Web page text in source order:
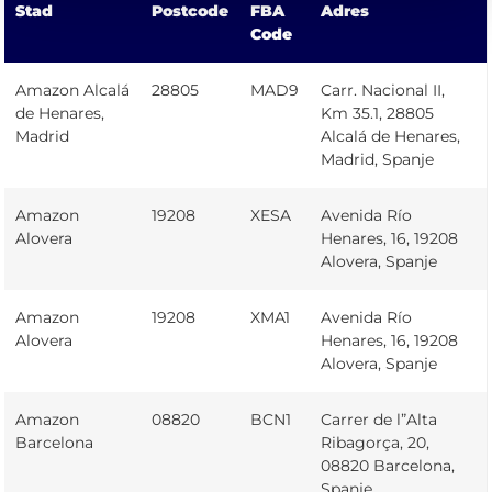
Stad Postcode
FBA
Code
Adres
Amazon Alcalá
de Henares,
Madrid
28805 MAD9
Carr. Nacional II,
Km 35.1, 28805
Alcalá de Henares,
Madrid, Spanje
Amazon
Alovera
19208 XESA
Avenida Río
Henares, 16, 19208
Alovera, Spanje
Amazon
Alovera
19208 XMA1
Avenida Río
Henares, 16, 19208
Alovera, Spanje
Amazon
Barcelona
08820 BCN1
Carrer de l”Alta
Ribagorça, 20,
08820 Barcelona,